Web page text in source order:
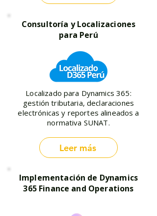
Consultoría y Localizaciones
para Perú
Localizado para Dynamics 365:
gestión tributaria, declaraciones
electrónicas y reportes alineados a
normativa SUNAT.
Leer más
Implementación de Dynamics
365 Finance and Operations